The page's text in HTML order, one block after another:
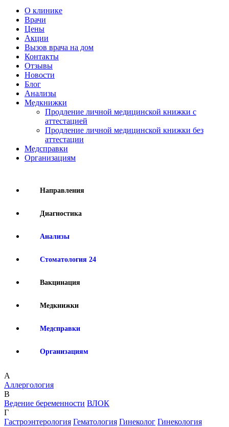
О клинике
Врачи
Цены
Акции
Вызов врача на дом
Контакты
Отзывы
Новости
Блог
Анализы
Медкнижки
Продление личной медицинской книжки с
аттестацией
Продление личной медицинской книжки без
аттестации
Медсправки
Организациям
Направления
Диагностика
Анализы
Стоматология 24
Вакцинация
Медкнижки
Медсправки
Организациям
А
Аллергология
В
Ведение беременности ВЛОК
Г
Гастроэнтерология Гематология Гинеколог Гинекология